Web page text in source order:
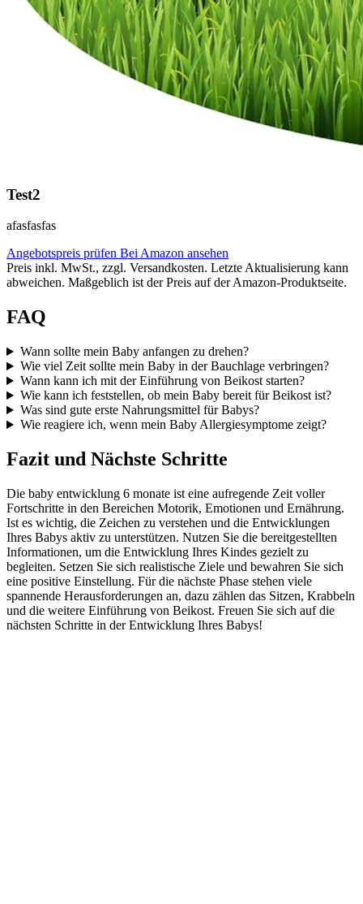
Test2
afasfasfas
Angebotspreis prüfen Bei Amazon ansehen
Preis inkl. MwSt., zzgl. Versandkosten. Letzte Aktualisierung kann
abweichen. Maßgeblich ist der Preis auf der Amazon-Produktseite.
FAQ
Wann sollte mein Baby anfangen zu drehen?
Wie viel Zeit sollte mein Baby in der Bauchlage verbringen?
Wann kann ich mit der Einführung von Beikost starten?
Wie kann ich feststellen, ob mein Baby bereit für Beikost ist?
Was sind gute erste Nahrungsmittel für Babys?
Wie reagiere ich, wenn mein Baby Allergiesymptome zeigt?
Fazit und Nächste Schritte
Die baby entwicklung 6 monate ist eine aufregende Zeit voller
Fortschritte in den Bereichen Motorik, Emotionen und Ernährung.
Ist es wichtig, die Zeichen zu verstehen und die Entwicklungen
Ihres Babys aktiv zu unterstützen. Nutzen Sie die bereitgestellten
Informationen, um die Entwicklung Ihres Kindes gezielt zu
begleiten. Setzen Sie sich realistische Ziele und bewahren Sie sich
eine positive Einstellung. Für die nächste Phase stehen viele
spannende Herausforderungen an, dazu zählen das Sitzen, Krabbeln
und die weitere Einführung von Beikost. Freuen Sie sich auf die
nächsten Schritte in der Entwicklung Ihres Babys!